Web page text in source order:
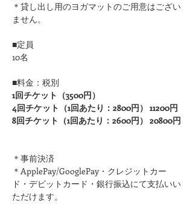
＊貸し出し用のヨガマットのご用意はござい
ません。
■定員
10名
■料金：税別
1回チケット（3500円）
4回チケット（1回あたり：2800円） 11200円
8回チケット（1回あたり：2600円） 20800円
＊事前決済
＊ApplePay/GooglePay・クレジットカー
ド・デビットカード・銀行振込にて支払いい
ただけます。